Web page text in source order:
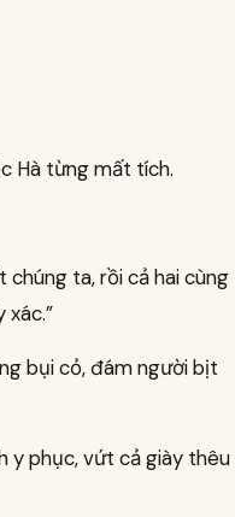
Hà từng mất tích.
ta, rồi cả hai cùng
bụi cỏ, đám người bịt
y phục, vứt cả giày thêu